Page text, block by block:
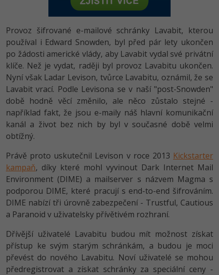
HTML5, CSS3, Bootstrap, SEO
SQL a databáze
Testování a verzování
UML a návrhové vzory
React
ASP.NET MVC
Django
Best practices
PHP
JavaScript
Python
HTML / CSS
UML a návrhové vzory
MS-SQL
SQLite
Vývojář mobilních aplikací
Specialista na AI a bigdata
C# Game developer
Webdesigner
Tester
Systémový administrátor
3D grafik
Projektový manažer
Databázový analytik
Copywriter
WordPress specialista
-80%
JavaScript -80%
PHP -80%
C++ -80%
Swift -80%
Kotlin -80%
VB.NET
SQL
Návrh SW -80%
Algoritmy -41%
Umělá inteligence (AI) -10%
Digitální gramotnost
Marketing -30%
WordPress
SEO -30%
UX
Business
Copywriting -30%
MS Office -80%
Google Dokumenty
Time management
Windows
Photoshop -80%
Adobe Illustrator -80%
Adobe Lightroom -30%
Adobe XD -15%
Adobe InDesign -25%
Adobe After Effects
Blender
Inkscape
Fotografování -80%
Video
Ostatní
Fórum
Provoz šifrované e-mailové schránky Lavabit, kterou
používal i Edward Snowden, byl před pár lety ukončen
po žádosti americké vlády, aby Lavabit vydal své privátní
klíče. Než je vydat, raději byl provoz Lavabitu ukončen.
Nyní však Ladar Levison, tvůrce Lavabitu, oznámil, že se
Lavabit vrací. Podle Levisona se v naší "post-Snowden"
době hodně věcí změnilo, ale něco zůstalo stejné -
například fakt, že jsou e-maily náš hlavní komunikační
kanál a život bez nich by byl v současné době velmi
obtížný.
Právě proto uskutečnil Levison v roce 2013 Kickstarter
kampaň, díky které mohl vyvinout Dark Internet Mail
Environment (DIME) a mailserver s názvem Magma s
podporou DIME, které pracují s end-to-end šifrováním.
DIME nabízí tři úrovně zabezpečení - Trustful, Cautious
a Paranoid v uživatelsky přívětivém rozhraní.
Dřívější uživatelé Lavabitu budou mít možnost získat
přístup ke svým starým schránkám, a budou je moci
převést do nového Lavabitu. Noví uživatelé se mohou
předregistrovat a získat schránky za speciální ceny -